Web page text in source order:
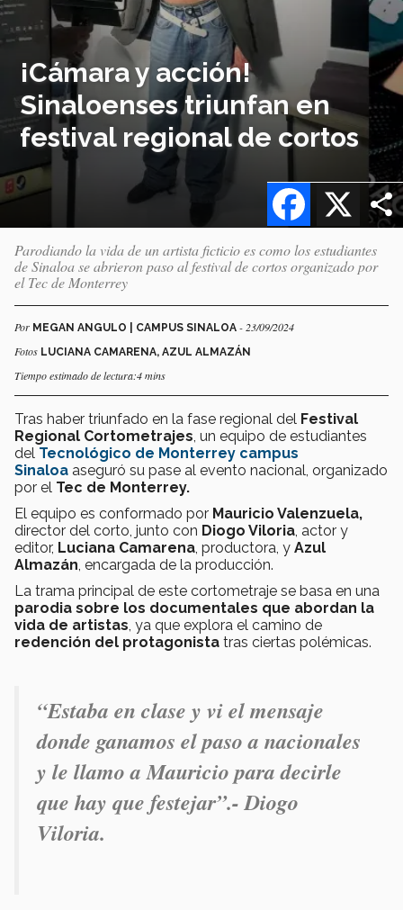
¡Cámara y acción!
Sinaloenses triunfan en
festival regional de cortos
X
Facebook
Parodiando la vida de un artista ficticio es como los estudiantes
de Sinaloa se abrieron paso al festival de cortos organizado por
el Tec de Monterrey
Por MEGAN ANGULO | CAMPUS SINALOA - 23/09/2024
Fotos LUCIANA CAMARENA, AZUL ALMAZÁN
Tiempo estimado de lectura:4 mins
Tras haber triunfado en la fase regional del Festival
Regional Cortometrajes , un equipo de estudiantes
del Tecnológico de Monterrey campus
Sinaloa aseguró su pase al evento nacional, organizado
por el Tec de Monterrey.
El equipo es conformado por Mauricio Valenzuela,
director del corto, junto con Diogo Viloria , actor y
editor, Luciana Camarena , productora, y Azul
Almazán , encargada de la producción.
La trama principal de este cortometraje se basa en una
parodia sobre los documentales que abordan la
vida de artistas , ya que explora el camino de
redención del protagonista tras ciertas polémicas.
“Estaba en clase y vi el mensaje
donde ganamos el paso a nacionales
y le llamo a Mauricio para decirle
que hay que festejar”.- Diogo
Viloria.